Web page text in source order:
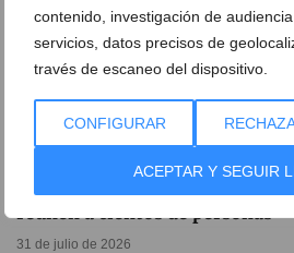
contenido, investigación de
servicios, datos precisos de
través de escaneo del dispositivo.
CONFIGURAR
ACEPTAR Y SEGUIR
Las desconocidas fiestas de
31 de julio de 2026